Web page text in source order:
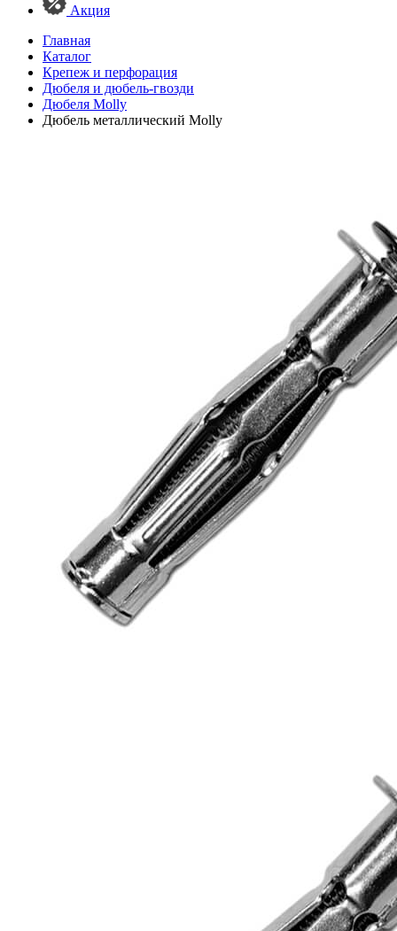
Акция
Главная
Каталог
Крепеж и перфорация
Дюбеля и дюбель-гвозди
Дюбеля Molly
Дюбель металлический Molly